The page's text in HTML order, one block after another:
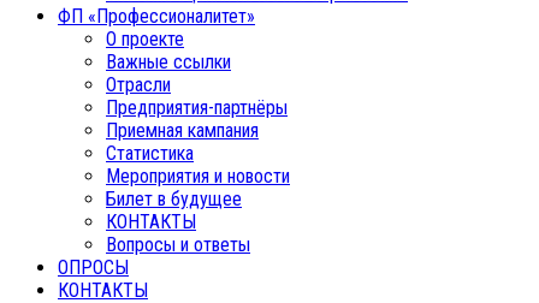
ФП «Профессионалитет»
О проекте
Важные ссылки
Отрасли
Предприятия-партнёры
Приемная кампания
Статистика
Мероприятия и новости
Билет в будущее
КОНТАКТЫ
Вопросы и ответы
ОПРОСЫ
КОНТАКТЫ